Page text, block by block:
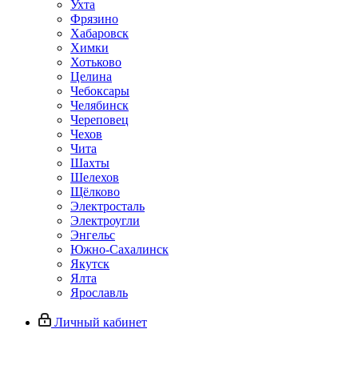
Ухта
Фрязино
Хабаровск
Химки
Хотьково
Целина
Чебоксары
Челябинск
Череповец
Чехов
Чита
Шахты
Шелехов
Щёлково
Электросталь
Электроугли
Энгельс
Южно-Сахалинск
Якутск
Ялта
Ярославль
Личный кабинет